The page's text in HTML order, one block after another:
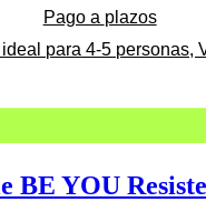
Pago a plazos
para 4-5 personas,
YOU